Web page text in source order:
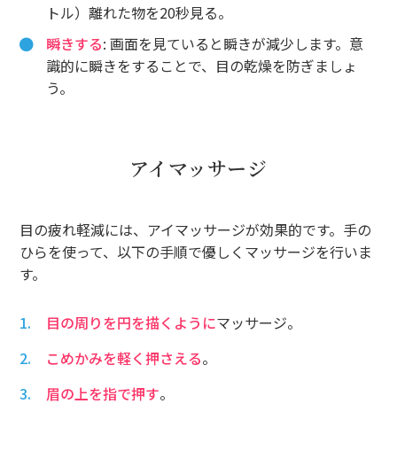
トル）離れた物を20秒見る。
瞬きする: 画面を見ていると瞬きが減少します。意
識的に瞬きをすることで、目の乾燥を防ぎましょ
う。
アイマッサージ
目の疲れ軽減には、アイマッサージが効果的です。手の
ひらを使って、以下の手順で優しくマッサージを行いま
す。
目の周りを円を描くようにマッサージ。
こめかみを軽く押さえる。
眉の上を指で押す。